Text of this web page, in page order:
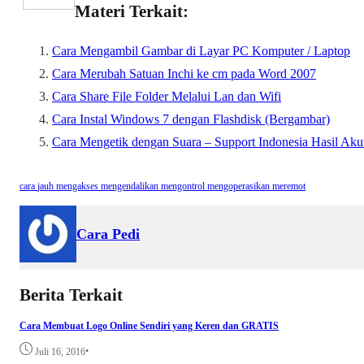
a
r
e
Materi Terkait:
Cara Mengambil Gambar di Layar PC Komputer / Laptop
Cara Merubah Satuan Inchi ke cm pada Word 2007
Cara Share File Folder Melalui Lan dan Wifi
Cara Instal Windows 7 dengan Flashdisk (Bergambar)
Cara Mengetik dengan Suara – Support Indonesia Hasil
cara jauh mengakses mengendalikan mengontrol mengoperasikan meremot
Cara Pedi
Berita Terkait
Cara Membuat Logo Online Sendiri yang Keren dan GRATIS
Juli 16, 2016•